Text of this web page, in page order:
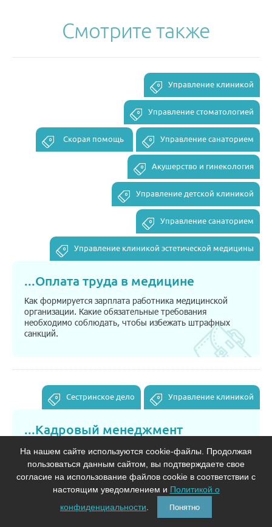
Смотрите также
Управление клиникой
Управление стоматологией
Управление санаторием
Скорая помощь
Акушерство и гинекология
Управление детской клиникой
Управление санаторием
Управление клиникой эстетической медицины
...Оплата труда в медицине
Как формируется зарплата работника медицинской
организации. Какие обязательные требования
необходимо соблюдать, чтобы избежать штрафных
санкций.
Управление клиникой
Сестринское дело
...Кадровый менеджмент
медицинской организации
Модуль призван помочь организовать работу с
персоналом медицинской организации. В нем
рассматривается комплекс вопросов по управлению
персоналом – начиная от приема на работу и
заканчивая увольнением.
На нашем сайте используются cookie-файлы. Продолжая
пользоваться данным сайтом, вы подтверждаете свое
согласие на использование файлов cookie в соответствии с
настоящим уведомлением и Политикой о
конфиденциальности
Понятно